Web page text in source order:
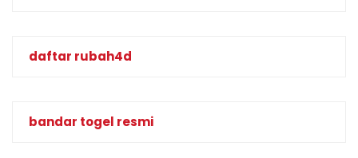
daftar rubah4d
bandar togel resmi